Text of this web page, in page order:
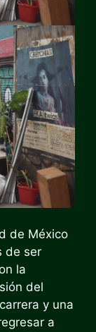
de México
de ser
la
del
y una
a